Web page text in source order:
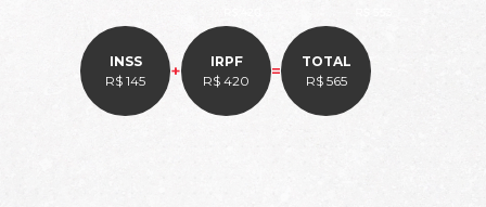
INSS
R$ 145
+
IRPF
R$ 420
=
TOTAL
R$ 565